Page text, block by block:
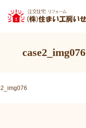
case2_img076